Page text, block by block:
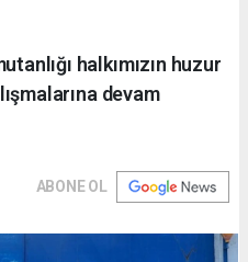
halkımızın huzur
devam
ABONE OL